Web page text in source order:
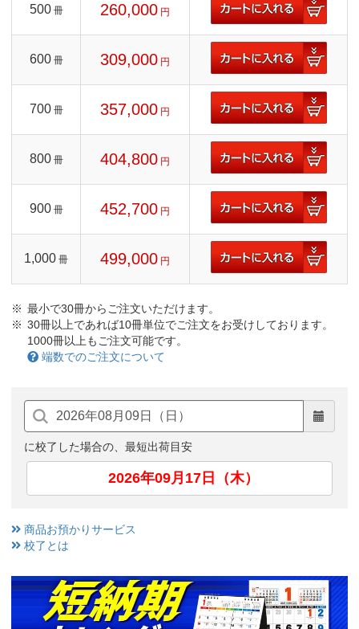
500 冊 260,000 円
600 冊 309,000 円
700 冊 357,000 円
800 冊 404,800 円
900 冊 452,700 円
1,000 冊 499,000 円
最小で30冊からご注文いただけます。
30冊以上であれば10冊単位でご注文をお受けしております。
1000冊以上もご注文可能です。
端数でのご注文について
に校了した場合の、最短出荷目安
2026年09月17日（木）
商品お預かりサービス
校了とは